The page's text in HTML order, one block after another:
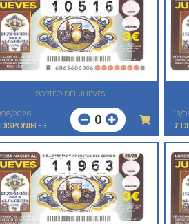
SORTEO DEL JUEVES
08/2026
DISPONIBLES 0
13/
7